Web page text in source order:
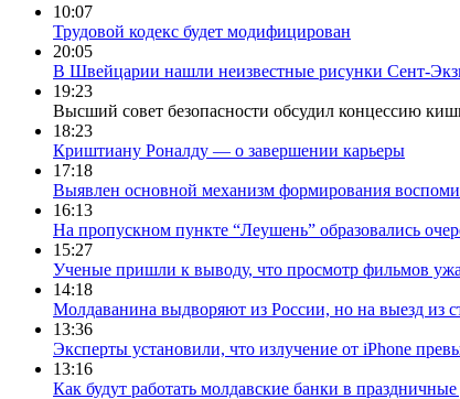
10:07
Трудовой кодекс будет модифицирован
20:05
В Швейцарии нашли неизвестные рисунки Сент-
19:23
Высший совет безопасности обсудил концессию
18:23
Криштиану Роналду — о завершении карьеры
17:18
Выявлен основной механизм формирования
16:13
На пропускном пункте “Леушень” образовались
15:27
Ученые пришли к выводу, что просмотр фильмов
14:18
Молдаванина выдворяют из России, но на выезд из
13:36
Эксперты установили, что излучение от iPhone
13:16
Как будут работать молдавские банки в